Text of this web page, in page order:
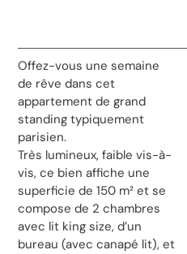
Offez-vous une semaine
de rêve dans cet
appartement de grand
standing typiquement
parisien.
Très lumineux, faible vis-à-
vis, ce bien affiche une
superficie de 150 m² et se
compose de 2 chambres
avec lit king size, d’un
bureau (avec canapé lit), et